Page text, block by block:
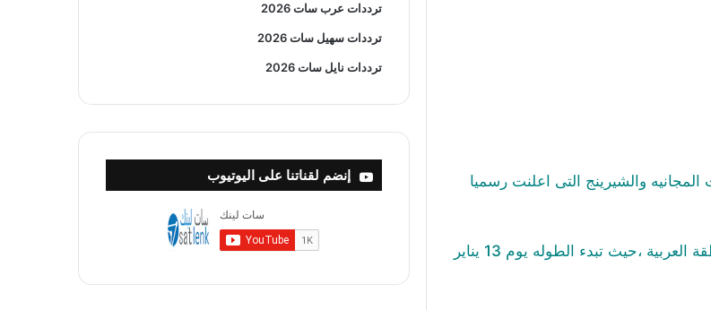
المجانيه والشيرينج التى اعلنت رسميا
العربية ،حيث
تبدء الطوله يوم 13 يناير
ترددات عرب سات 2026
ترددات سهيل سات 2026
ترددات نايل سات 2026
إنضم لقناتنا على اليوتيوب